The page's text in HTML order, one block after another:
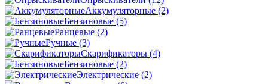
Аккумуляторные (2)
Бензиновые (5)
Ранцевые (2)
Ручные (3)
Скарификаторы (4)
Бензиновые (2)
Электрические (2)